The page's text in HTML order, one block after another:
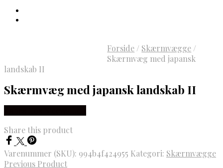
Forside / Skærmvægge /
Skærmvæg med japansk
landskab II
Skærmvæg med japansk landskab II
Share this product
Varenummer (SKU): 994b4f424955 Kategori: Skærmvægge
Previous Product